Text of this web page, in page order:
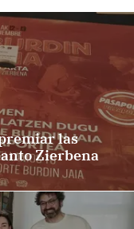
las
Zierbena